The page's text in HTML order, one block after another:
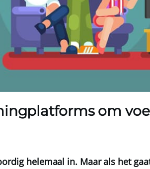
om
helemaal in. Maar als het